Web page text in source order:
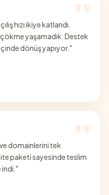
hızı ikiye katlandı.
yaşamadık. Destek
dönüş yapıyor."
domainlerini tek
paketi sayesinde teslim
"